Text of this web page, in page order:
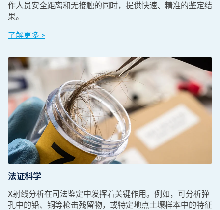
作人员安全距离和无接触的同时，提供快速、精准的鉴定结
果。
了解更多 >
法证科学
X射线分析在司法鉴定中发挥着关键作用。例如，可分析弹
孔中的铅、铜等枪击残留物，或特定地点土壤样本中的特征